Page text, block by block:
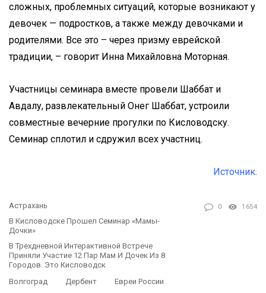
сложных, проблемных ситуаций, которые возникают у
девочек — подростков, а также между девочками и
родителями. Все это – через призму еврейской
традиции, – говорит Инна Михайловна Моторная.
Участницы семинара вместе провели Шаббат и
Авдалу, развлекательный Онег Шаббат, устроили
совместные вечерние прогулки по Кисловодску.
Семинар сплотил и сдружил всех участниц.
Источник.
Астрахань
В Кисловодске Прошел Семинар «Мамы-
Дочки»
В Трехдневной Интерактивной Встрече
Приняли Участие 12 Пар Мам И Дочек Из 8
Городов. Это Кисловодск
Волгоград
Дербент
Евреи России
0 1654